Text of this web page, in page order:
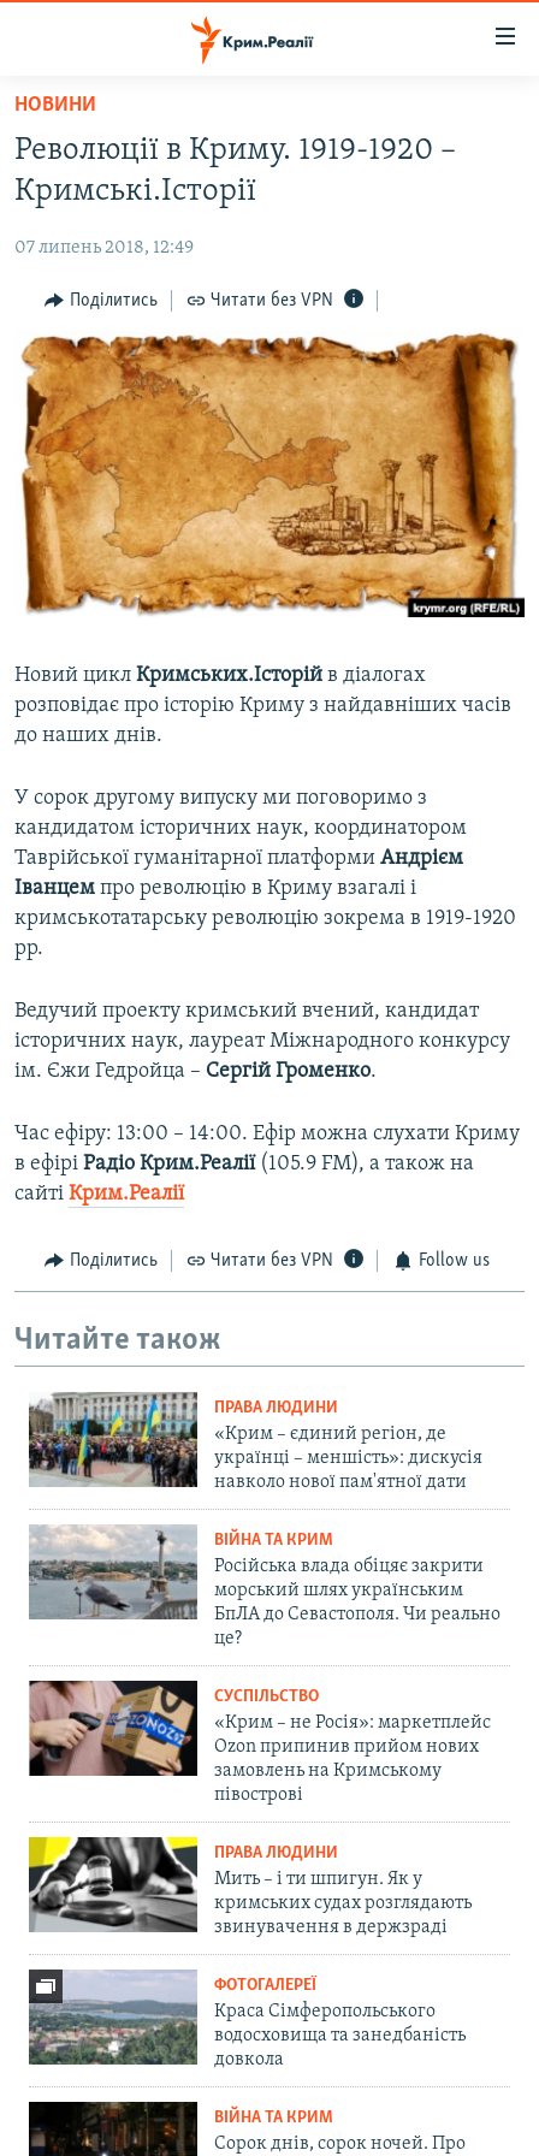
Перейти
основного
матеріалу
Перейти
до
навігації
Перейти
до
пошуку
ВІДЕО ТА ФОТО
ПОЛІТИКА
БЛОГИ
ПОГЛЯД
ІНТЕРВ'Ю
ВСЕ ЗА ДЕНЬ
СПЕЦПРОЕКТИ
ДЕПОРТАЦІЯ
ВІДЕОУРОКИ «ELIFBE»
СВІДЧЕННЯ ОКУПАЦІЇ
ЯК ОБІЙТИ БЛОКУВАННЯ
Русский
ДОЛУЧАЙСЯ!
Усі сайти RFE/RL
НОВИНИ
Революції в Криму. 1919-1920 –
Кримські.Історії
07 липень 2018, 12:49
Поділитись Читати без VPN
Новий цикл Кримських.Історій в діалогах
розповідає про історію Криму з найдавніших часів
до наших днів.
У сорок другому випуску ми поговоримо з
кандидатом історичних наук, координатором
Таврійської гуманітарної платформи Андрієм
Іванцем про революцію в Криму взагалі і
кримськотатарську революцію зокрема в 1919-1920
рр.
Ведучий проекту кримський вчений, кандидат
історичних наук, лауреат Міжнародного конкурсу
ім. Єжи Гедройца – Сергій Громенко.
Час ефіру: 13:00 – 14:00. Ефір можна слухати Криму
в ефірі Радіо Крим.Реалії (105.9 FM), а також на
сайті Крим.Реалії
Поділитись Читати без VPN Follow us
Читайте також
ПРАВА ЛЮДИНИ
«Крим – єдиний регіон, де
українці – меншість»: дискусія
навколо нової пам'ятної дати
ВІЙНА ТА КРИМ
Російська влада обіцяє закрити
морський шлях українським
БпЛА до Севастополя. Чи реально
це?
СУСПІЛЬСТВО
«Крим – не Росія»: маркетплейс
Ozon припинив прийом нових
замовлень на Кримському
півострові
ПРАВА ЛЮДИНИ
Мить – і ти шпигун. Як у
кримських судах розглядають
звинувачення в держзраді
ФОТОГАЛЕРЕЇ
Краса Сімферопольського
водосховища та занедбаність
довкола
ВІЙНА ТА КРИМ
Сорок днів, сорок ночей. Про